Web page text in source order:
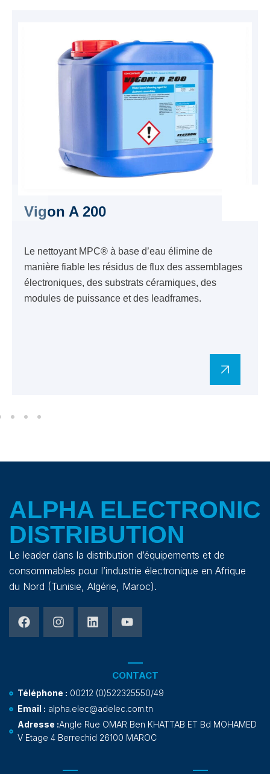
Vigon A 200
Le nettoyant MPC® à base d’eau élimine de
manière fiable les résidus de flux des assemblages
électroniques, des substrats céramiques, des
modules de puissance et des leadframes.
ALPHA ELECTRONIC
DISTRIBUTION
Le leader dans la distribution d’équipements et de
consommables pour l’industrie électronique en Afrique
du Nord (Tunisie, Algérie, Maroc).
CONTACT
Téléphone : 00212 (0)522325550/49
Email : alpha.elec@adelec.com.tn
Adresse :Angle Rue OMAR Ben KHATTAB ET Bd MOHAMED
V Etage 4 Berrechid 26100 MAROC